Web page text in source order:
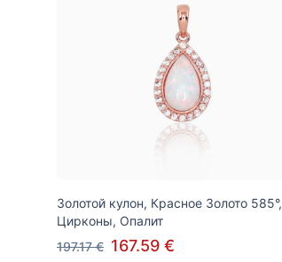
Золотой кулон, Красное Золото 585°,
Цирконы, Опалит
197.17 € 167.59 €